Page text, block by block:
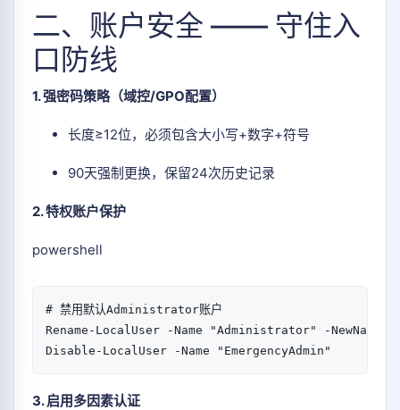
二、账户安全 —— 守住入
口防线
1. 强密码策略（域控/GPO配置）
长度≥12位，必须包含大小写+数字+符号
90天强制更换，保留24次历史记录
2. 特权账户保护
powershell
# 禁用默认Administrator账户
Rename-LocalUser
-Name "Administrator" -NewName
Disable-LocalUser
-Name "EmergencyAdmin"
3. 启用多因素认证